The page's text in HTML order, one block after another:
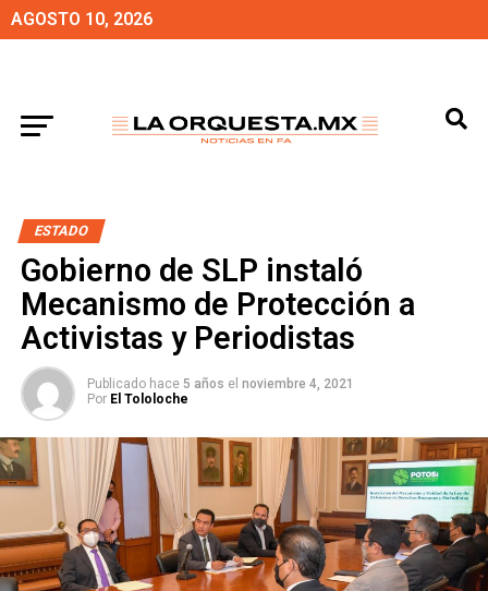
AGOSTO 10, 2026
ESTADO
Gobierno de SLP instaló
Mecanismo de Protección a
Activistas y Periodistas
Publicado hace 5 años el noviembre 4, 2021
Por El Tololoche